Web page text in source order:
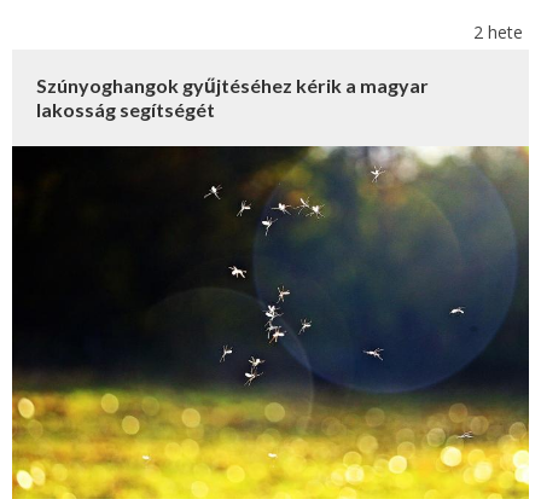
2 hete
Szúnyoghangok gyűjtéséhez kérik a magyar
lakosság segítségét